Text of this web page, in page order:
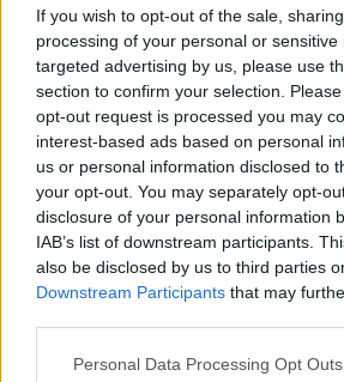
If you wish to opt-out of the sale,
processing of your personal or
targeted advertising by us, please use
section to confirm your selection.
opt-out request is processed you may
interest-based ads based on personal
us or personal information disclosed to
your opt-out. You may separately opt-
disclosure of your personal information
IAB’s list of downstream participants.
also be disclosed by us to third parties
Downstream Participants that may
Personal Data Processing Opt Outs
περάσουν από τις
Οι προπονήσεις θα
εγκαταστάσεις του Emileon
Από τις 17 έως τις 28 ο
στο Καρπενήσι όπου θα δώσει
αγώνες.
Το τελικό στάδιο της
ολοκληρωθεί στο Αγρίνιο έως
Σεπτεμβρίου που αρχίζει -
το νέο πρωτάθλημα.